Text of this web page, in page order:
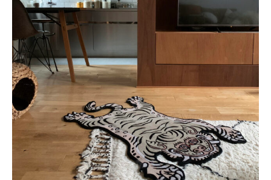
新着記事
人気の記事
おすすめの記事
インテリア
日用品